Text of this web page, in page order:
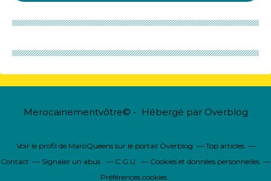
Merocainementvôtre© - Hébergé par Overblog
Voir le profil de MaroQueenssur le portail Overblog
Top articles
Contact
Signaler un abus C.G.U.
Cookies et données personnelles
Préférences cookies